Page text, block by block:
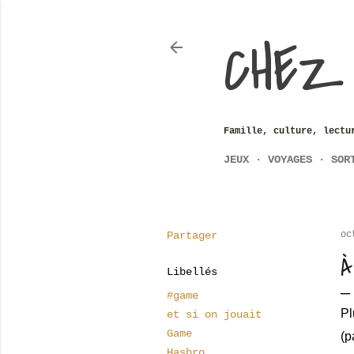
Famille, culture,
JEUX VOYAGES
Partager
Libellés
#game
et si on jouait
Game